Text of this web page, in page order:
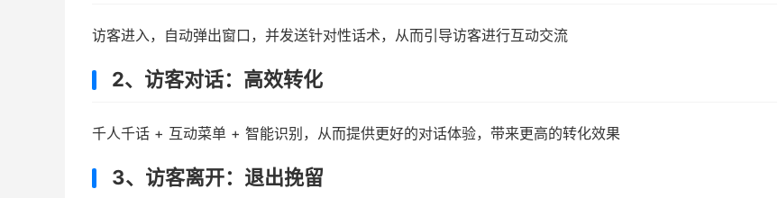
访客进入，自动弹出窗口，并发送针对性话术，从而引导访客进行互动交流
2、访客对话：高效转化
千人千话 + 互动菜单 + 智能识别，从而提供更好的对话体验，带来更高的转化效果
3、访客离开：退出挽留